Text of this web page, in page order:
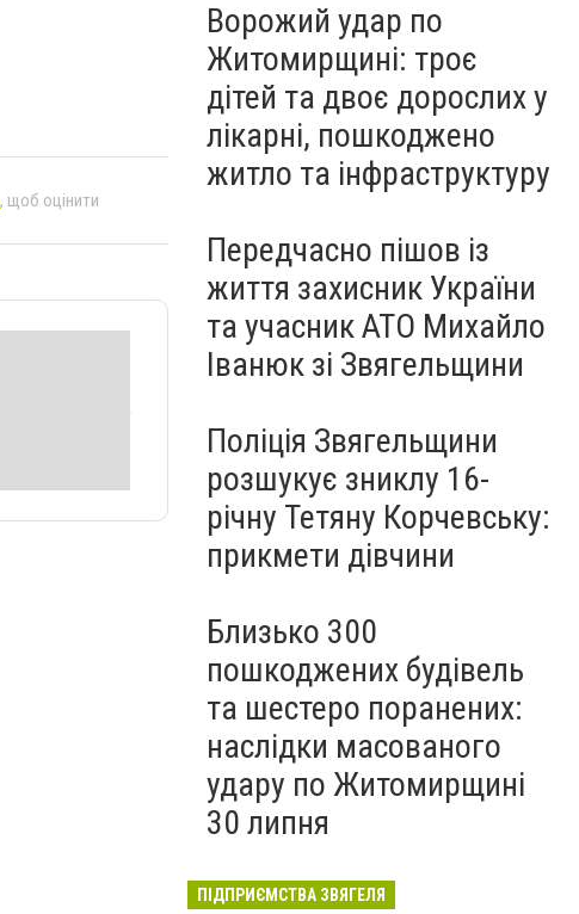
, щоб оцінити
Ворожий удар по
Житомирщині: троє
дітей та двоє дорослих у
лікарні, пошкоджено
житло та інфраструктуру
Передчасно пішов із
життя захисник України
та учасник АТО Михайло
Іванюк зі Звягельщини
Поліція Звягельщини
розшукує зниклу 16-
річну Тетяну Корчевську:
прикмети дівчини
Близько 300
пошкоджених будівель
та шестеро поранених:
наслідки масованого
удару по Житомирщині
30 липня
ПІДПРИЄМСТВА ЗВЯГЕЛЯ